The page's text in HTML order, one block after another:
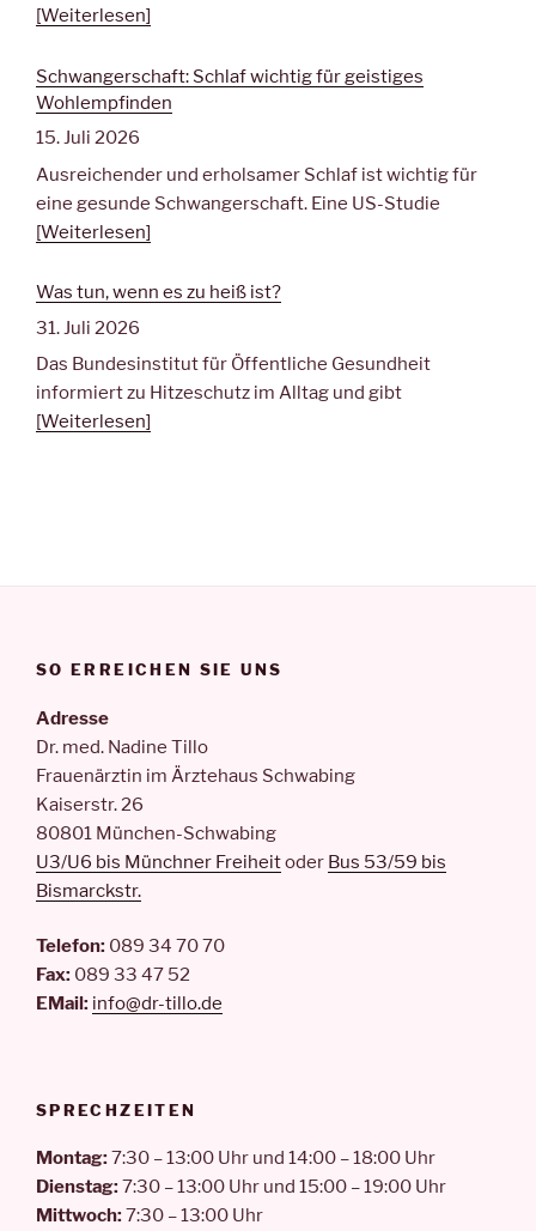
[Weiterlesen]
Schwangerschaft: Schlaf wichtig für geistiges
Wohlempfinden
15. Juli 2026
Ausreichender und erholsamer Schlaf ist wichtig für
eine gesunde Schwangerschaft. Eine US-Studie
[Weiterlesen]
Was tun, wenn es zu heiß ist?
31. Juli 2026
Das Bundesinstitut für Öffentliche Gesundheit
informiert zu Hitzeschutz im Alltag und gibt
[Weiterlesen]
SO ERREICHEN SIE UNS
Adresse
Dr. med. Nadine Tillo
Frauenärztin im Ärztehaus Schwabing
Kaiserstr. 26
80801 München-Schwabing
U3/U6 bis Münchner Freiheitoder Bus 53/59 bis
Bismarckstr.
Telefon: 089 34 70 70
Fax: 089 33 47 52
EMail: info@dr-tillo.de
SPRECHZEITEN
Montag:7:30 – 13:00 Uhr und 14:00 – 18:00 Uhr
Dienstag:7:30 – 13:00 Uhr und 15:00 – 19:00 Uhr
Mittwoch:7:30 – 13:00 Uhr